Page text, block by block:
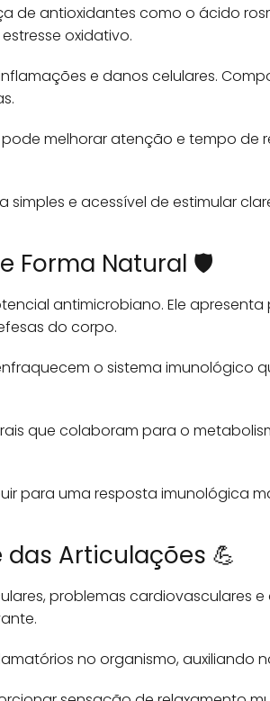
de antioxidantes como o ácido
oxidativo.
e danos celulares.
melhorar atenção e tempo de
e acessível de estimular
Forma Natural 🛡️
antimicrobiano. Ele
do corpo.
o sistema imunológico
que colaboram para o
para uma resposta imunológica
Articulações 💪
problemas cardiovasculares
no organismo, auxiliando